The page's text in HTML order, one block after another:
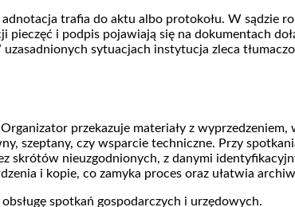
trafia do aktu albo protokołu. W sądzie
i podpis pojawiają się na dokumentach
sytuacjach instytucja zleca
przekazuje materiały z wyprzedzeniem,
szeptany, czy wsparcie techniczne. Przy
skrótów nieuzgodnionych, z danymi
i kopie, co zamyka proces oraz ułatwia
spotkań gospodarczych i urzędowych.